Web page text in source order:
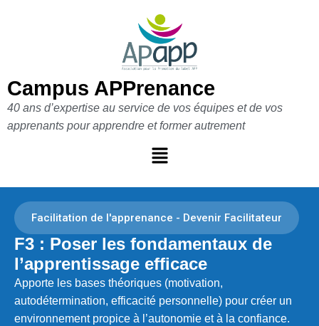
Campus APPrenance
40 ans d’expertise au service de vos équipes et de vos
apprenants pour apprendre et former autrement
Facilitation de l'apprenance - Devenir Facilitateur
F3 : Poser les fondamentaux de
l’apprentissage efficace
Apporte les bases théoriques (motivation,
autodétermination, efficacité personnelle) pour créer un
environnement propice à l’autonomie et à la confiance.